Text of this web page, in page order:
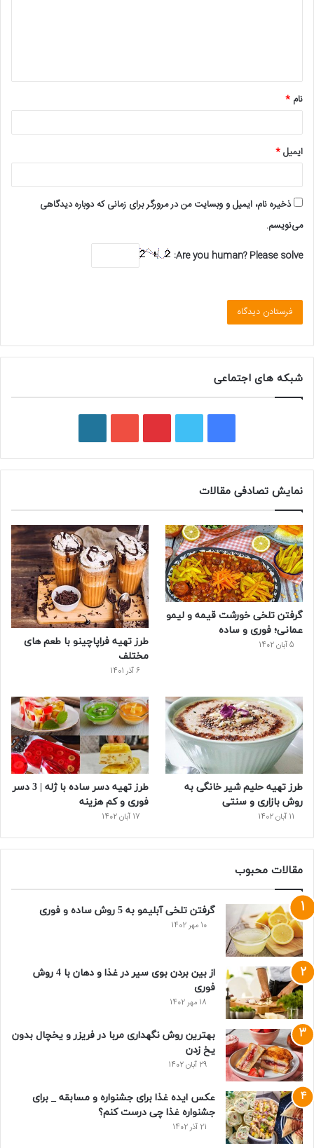
*
نام *
ایمیل*
ذخیره نام، ایمیل و وبسایت من در مرورگر برای زمانی که دوباره دیدگاهی
می‌نویسم.
Are you human? Please solve:
شبکه های اجتماعی
ی
س
ب
و
ک
و
ی
ت
ر
ی
ت
ر
ی
س
ت
و
ی
و
ب
ر
پ
ر
س
نمایش تصادفی مقالات
گرفتن تلخی خورشت قیمه و لیمو
عمانی؛ فوری و ساده
5 آبان 1402
طرز تهیه فراپاچینو با طعم های
مختلف
6 آذر 1401
طرز تهیه حلیم شیر خانگی به
روش بازاری و سنتی
11 آبان 1402
طرز تهیه دسر ساده با ژله | 3 دسر
فوری و کم هزینه
17 آبان 1402
مقالات محبوب
گرفتن تلخی آبلیمو به 5 روش ساده و فوری
10 مهر 1402
از بین بردن بوی سیر در غذا و دهان با 4 روش
فوری
18 مهر 1402
بهترین روش نگهداری مربا در فریزر و یخچال بدون
یخ زدن
29 آبان 1402
عکس ایده غذا برای جشنواره و مسابقه _ برای
جشنواره غذا چی درست کنم؟
21 آذر 1402